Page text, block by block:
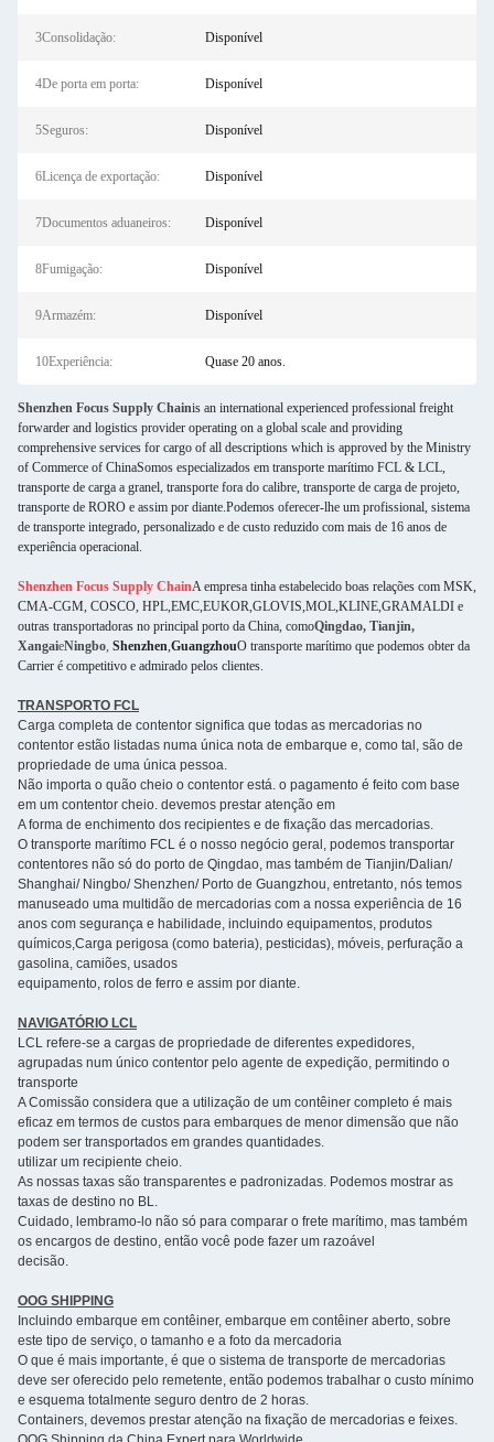
3Consolidação: Disponível
4De porta em porta: Disponível
5Seguros: Disponível
6Licença de exportação: Disponível
7Documentos aduaneiros: Disponível
8Fumigação: Disponível
9Armazém: Disponível
10Experiência: Quase 20 anos.
Shenzhen Focus Supply Chainis an international experienced professional freight
forwarder and logistics provider operating on a global scale and providing
comprehensive services for cargo of all descriptions which is approved by the Ministry
of Commerce of ChinaSomos especializados em transporte marítimo FCL & LCL,
transporte de carga a granel, transporte fora do calibre, transporte de carga de projeto,
transporte de RORO e assim por diante.Podemos oferecer-lhe um profissional, sistema
de transporte integrado, personalizado e de custo reduzido com mais de 16 anos de
experiência operacional.
Shenzhen Focus Supply ChainA empresa tinha estabelecido boas relações com MSK,
CMA-CGM, COSCO, HPL,EMC,EUKOR,GLOVIS,MOL,KLINE,GRAMALDI e
outras transportadoras no principal porto da China, comoQingdao, Tianjin,
XangaieNingbo, Shenzhen,GuangzhouO transporte marítimo que podemos obter da
Carrier é competitivo e admirado pelos clientes.
TRANSPORTO FCL
Carga completa de contentor significa que todas as mercadorias no
contentor estão listadas numa única nota de embarque e, como tal, são de
propriedade de uma única pessoa.
Não importa o quão cheio o contentor está. o pagamento é feito com base
em um contentor cheio. devemos prestar atenção em
A forma de enchimento dos recipientes e de fixação das mercadorias.
O transporte marítimo FCL é o nosso negócio geral, podemos transportar
contentores não só do porto de Qingdao, mas também de Tianjin/Dalian/
Shanghai/ Ningbo/ Shenzhen/ Porto de Guangzhou, entretanto, nós temos
manuseado uma multidão de mercadorias com a nossa experiência de 16
anos com segurança e habilidade, incluindo equipamentos, produtos
químicos,Carga perigosa (como bateria), pesticidas), móveis, perfuração a
gasolina, camiões, usados
equipamento, rolos de ferro e assim por diante.
NAVIGATÓRIO LCL
LCL refere-se a cargas de propriedade de diferentes expedidores,
agrupadas num único contentor pelo agente de expedição, permitindo o
transporte
A Comissão considera que a utilização de um contêiner completo é mais
eficaz em termos de custos para embarques de menor dimensão que não
podem ser transportados em grandes quantidades.
utilizar um recipiente cheio.
As nossas taxas são transparentes e padronizadas. Podemos mostrar as
taxas de destino no BL.
Cuidado, lembramo-lo não só para comparar o frete marítimo, mas também
os encargos de destino, então você pode fazer um razoável
decisão.
OOG SHIPPING
Incluindo embarque em contêiner, embarque em contêiner aberto, sobre
este tipo de serviço, o tamanho e a foto da mercadoria
O que é mais importante, é que o sistema de transporte de mercadorias
deve ser oferecido pelo remetente, então podemos trabalhar o custo mínimo
e esquema totalmente seguro dentro de 2 horas.
Containers, devemos prestar atenção na fixação de mercadorias e feixes.